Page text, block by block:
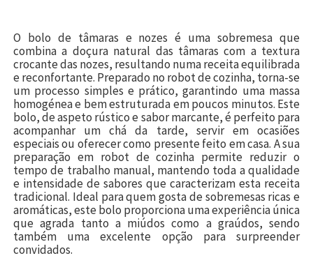
O bolo de tâmaras e nozes é uma sobremesa que
combina a doçura natural das tâmaras com a textura
crocante das nozes, resultando numa receita equilibrada
e reconfortante. Preparado no robot de cozinha, torna-se
um processo simples e prático, garantindo uma massa
homogénea e bem estruturada em poucos minutos. Este
bolo, de aspeto rústico e sabor marcante, é perfeito para
acompanhar um chá da tarde, servir em ocasiões
especiais ou oferecer como presente feito em casa. A sua
preparação em robot de cozinha permite reduzir o
tempo de trabalho manual, mantendo toda a qualidade
e intensidade de sabores que caracterizam esta receita
tradicional. Ideal para quem gosta de sobremesas ricas e
aromáticas, este bolo proporciona uma experiência única
que agrada tanto a miúdos como a graúdos, sendo
também uma excelente opção para surpreender
convidados.